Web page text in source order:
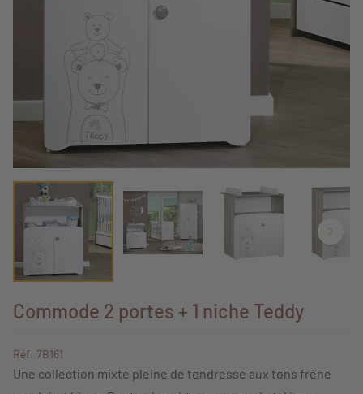
Commode 2 portes + 1 niche Teddy
Réf: 7B161
Une collection mixte pleine de tendresse aux tons frêne